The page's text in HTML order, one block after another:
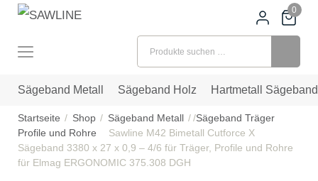
0
Sägeband Metall Sägeband Holz Hartmetall Sägeband
Startseite Shop Sägeband Metall
Sägeband Träger
Profile und Rohre
Sawline M42 Bimetall Cutforce X
Sägeband 3380 x 27 x 0,9 – 4/6 für Träger, Profile und Rohre
für Elmag ERGONOMIC 375.308 DGH